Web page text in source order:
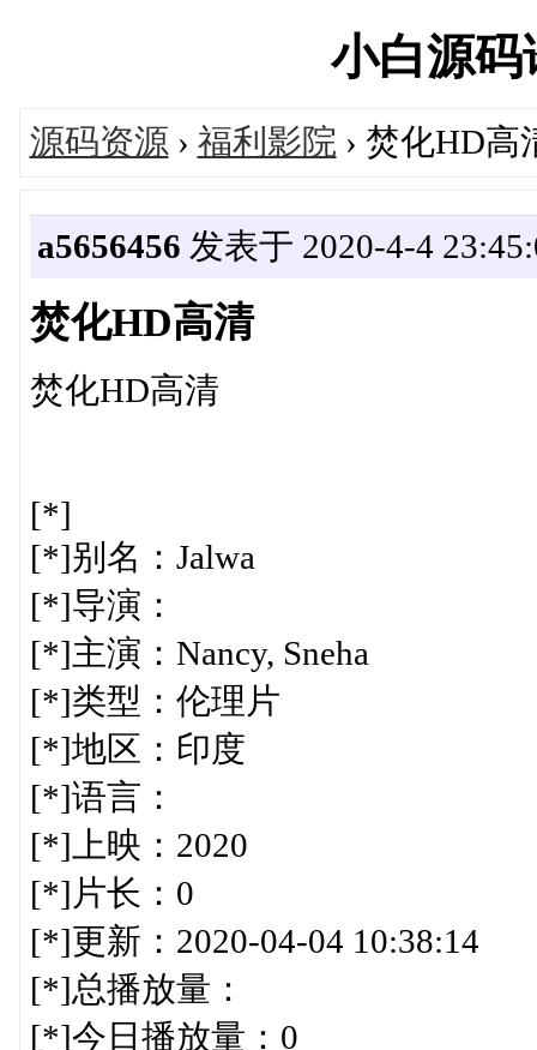
小白源
源码资源 › 福利影院 › 焚化HD高
a5656456 发表于 2020-4-4
焚化HD高清
焚化HD高清
[*]
[*]别名：Jalwa
[*]导演：
[*]主演：Nancy, Sneha
[*]类型：伦理片
[*]地区：印度
[*]语言：
[*]上映：2020
[*]片长：0
[*]更新：2020-04-04 10:38:14
[*]总播放量：
[*]今日播放量：0